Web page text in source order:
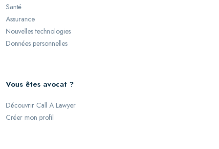
Santé
Assurance
Nouvelles technologies
Données personnelles
Vous êtes avocat ?
Découvrir Call A Lawyer
Créer mon profil